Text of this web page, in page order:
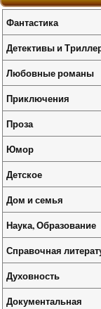
Фантастика
Детективы и
Любовные романы
Приключения
Проза
Юмор
Детское
Дом и семья
Наука, Образование
Справочная
Духовность
Документальная